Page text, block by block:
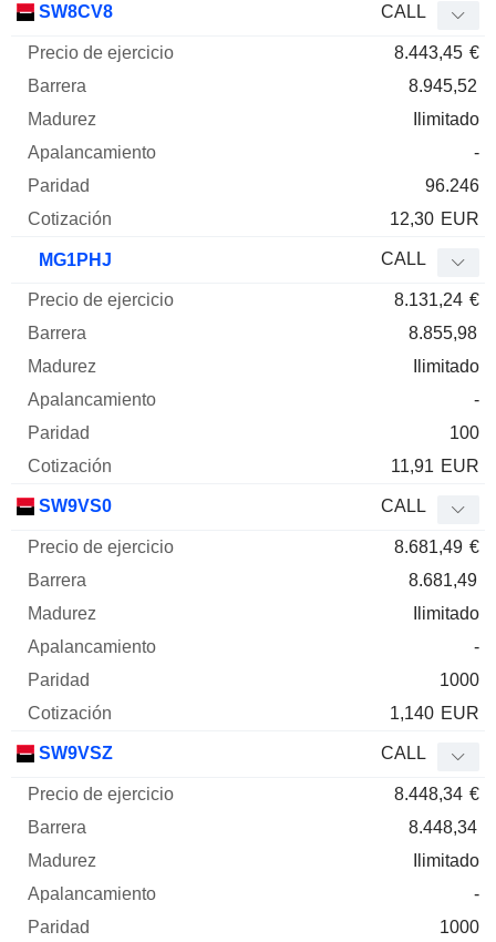
SW8CV8 CALL
8.443,45 €
8.945,52
Ilimitado
-
96.246
12,30 EUR
MG1PHJ CALL
8.131,24 €
8.855,98
Ilimitado
-
100
11,91 EUR
SW9VS0 CALL
8.681,49 €
8.681,49
Ilimitado
-
1000
1,140 EUR
SW9VSZ CALL
8.448,34 €
8.448,34
Ilimitado
-
1000